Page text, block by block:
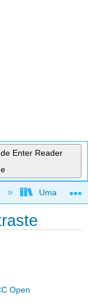
Enter Reader
Uma
Open